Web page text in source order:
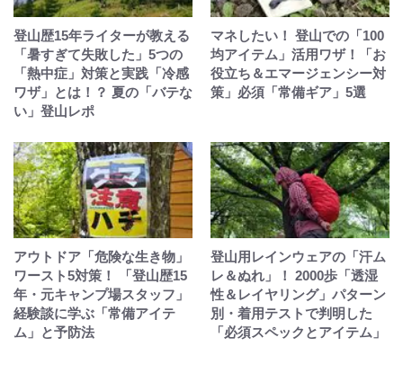
登山歴15年ライターが教える
「暑すぎて失敗した」5つの
「熱中症」対策と実践「冷感
ワザ」とは！？ 夏の「バテな
い」登山レポ
マネしたい！ 登山での「100
均アイテム」活用ワザ！「お
役立ち＆エマージェンシー対
策」必須「常備ギア」5選
アウトドア「危険な生き物」
ワースト5対策！ 「登山歴15
年・元キャンプ場スタッフ」
経験談に学ぶ「常備アイテ
ム」と予防法
登山用レインウェアの「汗ム
レ＆ぬれ」！ 2000歩「透湿
性＆レイヤリング」パターン
別・着用テストで判明した
「必須スペックとアイテム」